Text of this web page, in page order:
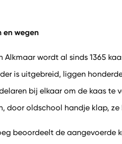
en wegen
Alkmaar wordt al sinds 1365
is uitgebreid, liggen
bij elkaar om de kaas te
door oldschool handje klap,
beoordeelt de aangevoerde